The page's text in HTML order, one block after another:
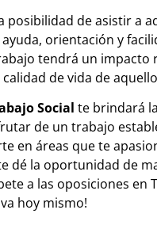
posibilidad de asistir a
orientación y
tendrá un impacto
de vida de
Social te brindará
de un trabajo
en áreas que te
dé la oportunidad de
a las oposiciones en
hoy mismo!